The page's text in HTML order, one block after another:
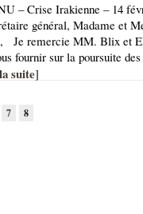
– Crise Irakienne – 14
général, Madame et
Je remercie MM. Blix et
fournir sur la poursuite
suite]
7 8